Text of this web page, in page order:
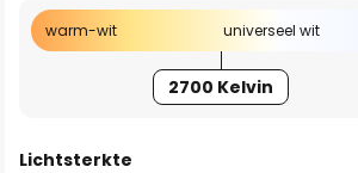
warm-wit universeel wit
2700 Kelvin
Lichtsterkte